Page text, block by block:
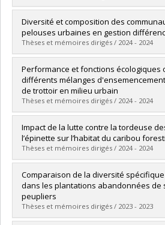
Graduate :Primeau, Mélanie
Cycle :Master's
Grade :M. Sc.
Lien vers le document dans Papyrus
Diversité et composition des
pelouses urbaines en gestion
Thèses et mémoires dirigés / 2024 - 2024
Graduate :LeBlanc-Gagné, Chloé
Cycle :Master's
Grade :M. Sc.
Lien vers le document dans Papyrus
Performance et fonctions écologiques
différents mélanges
de trottoir en milieu urbain
Thèses et mémoires dirigés / 2024 - 2024
Graduate : Martin, Samuel
Cycle :Master's
Grade :M. Sc.
Lien vers le document dans Papyrus
Impact de la lutte contre la tordeuse
l’épinette sur l’habitat du caribou
Thèses et mémoires dirigés / 2024 - 2024
Graduate :Robitaille, Mathilde
Cycle :Master's
Grade :M. Sc.
Lien vers le document dans Papyrus
Comparaison de la diversité
dans les plantations abandonnées de
peupliers
Thèses et mémoires dirigés / 2023 - 2023